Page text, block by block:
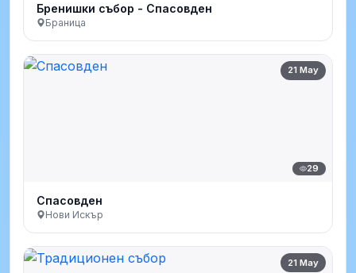
Бренишки събор - Спасовден
Браница
21 May
29
Спасовден
Нови Искър
21 May